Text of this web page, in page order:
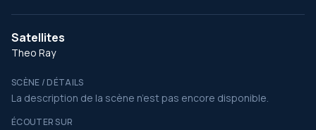
Satellites
Theo Ray
SCÈNE / DÉTAILS
La description de la scène n’est pas encore disponible.
ÉCOUTER SUR